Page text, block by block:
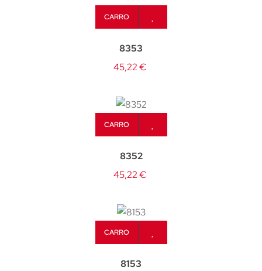
CARRO
8353
45,22 €
CARRO
8352
45,22 €
CARRO
8153